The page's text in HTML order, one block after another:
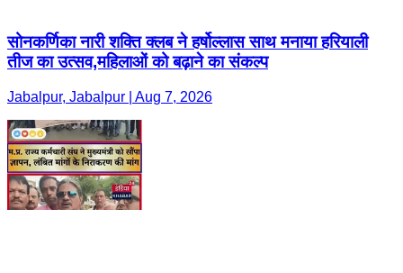
सोनकर्णिका नारी शक्ति क्लब ने हर्षोल्लास साथ मनाया हरियाली
तीज का उत्सव,महिलाओं को बढ़ाने का संकल्प
Jabalpur, Jabalpur | Aug 7, 2026